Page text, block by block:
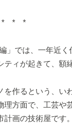
* *
」では、一年近
ティが起きて、額
を作るという、い
理方面で、工芸や
画の技術屋です。